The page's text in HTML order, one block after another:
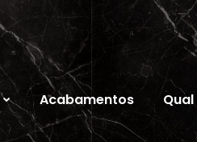
Acabamentos